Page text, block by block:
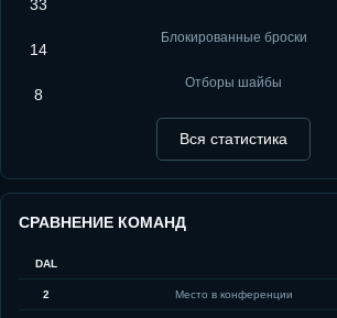
33
14
Блокированные броски
8
Отборы шайбы
Вся статистика
СРАВНЕНИЕ КОМАНД
DAL
2 Место в конференции